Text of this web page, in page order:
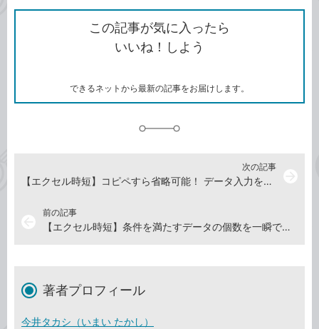
で
シ
ェ
ア
シ
ェ
ア
な
ッ
ク
ク
ク
を
コ
この記事が気に入ったら
いいね！しよう
できるネットから最新の記事をお届けします。
前の記事
【エクセル時短】条件を満たすデータの個数を一瞬で。隠れた名関数・COUNTIFとCOUNTIFSの使い方
次の記事
【エクセル時短】コピペすら省略可能！ データ入力を爆速にするショートカットキー5選
著者プロフィール
今井タカシ（いまい たかし）